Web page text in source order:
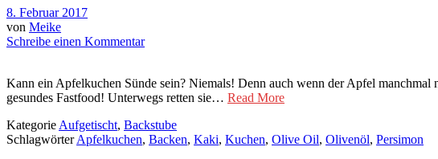
8. Februar 2017
von Meike
Schreibe einen Kommentar
Kann ein Apfelkuchen Sünde sein? Niemals! Denn auch wenn der Apfel
gesundes Fastfood! Unterwegs retten sie… Read More
Kategorie Aufgetischt, Backstube
SchlagwörterApfelkuchen, Backen, Kaki, Kuchen, Olive Oil, Olivenöl, Persimon